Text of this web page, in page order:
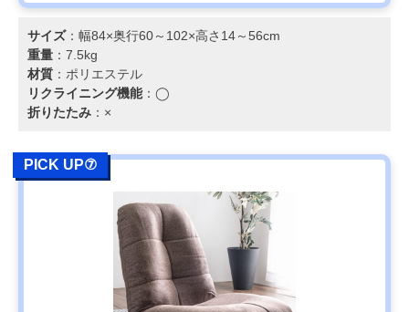
サイズ：幅84×奥行60～102×高さ14～56cm
重量 ：7.5kg
材質 ：ポリエステル
リクライニング機能：◯
折りたたみ ：×
PICK UP⑦